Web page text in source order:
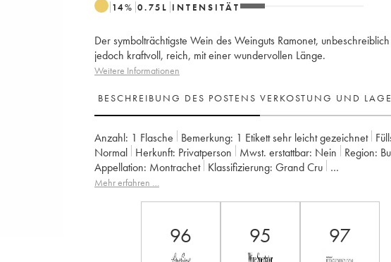
14% 0.75 L INTENSITÄT
Der symbolträchtigste Wein des Weinguts Ramonet,
jedoch kraftvoll, reich, mit einer wundervollen Länge.
Weitere Informationen
BESCHREIBUNG DES POSTENS VERKOSTUNG UND
Anzahl: 1 Flasche Bemerkung: 1 Etikett sehr leicht gezeichnet
Normal
Herkunft: privatperson Mwst. erstattbar: nein Region:
Appellation:
Montrachet Klassifizierung:
Grand Cru
Eigentümer:
Ramonet (Domaine)
Mehr erfahren …
96 95 97